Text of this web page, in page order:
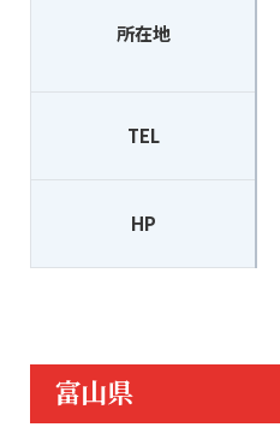
所在地
TEL
HP
富山県